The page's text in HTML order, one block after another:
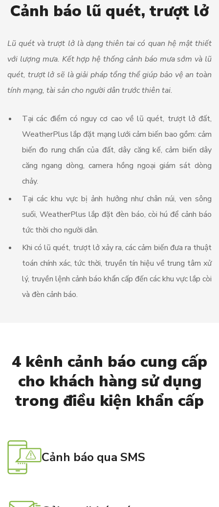
Cảnh báo lũ quét, trượt lở
Lũ quét và trượt lở là dạng thiên tai có quan hệ mật thiết
với lượng mưa. Kết hợp hệ thống cảnh báo mưa sớm và lũ
quét, trượt lở sẽ là giải pháp tổng thể giúp bảo vệ an toàn
tính mạng, tài sản cho người dân trước thiên tai.
Tại các điểm có nguy cơ cao về lũ quét, trượt lở đất,
WeatherPlus lắp đặt mạng lưới cảm biến bao gồm: cảm
biến đo rung chấn của đất, dây căng kế, cảm biến dây
căng ngang dòng, camera hồng ngoại giám sát dòng
chảy.
Tại các khu vực bị ảnh hưởng như chân núi, ven sông
suối, WeatherPlus lắp đặt đèn báo, còi hú để cảnh báo
tức thời cho người dân.
Khi có lũ quét, trượt lở xảy ra, các cảm biến đưa ra thuật
toán chính xác, tức thời, truyền tín hiệu về trung tâm xử
lý, truyền lệnh cảnh báo khẩn cấp đến các khu vực lắp còi
và đèn cảnh báo.
4 kênh cảnh báo cung cấp
cho khách hàng sử dụng
trong điều kiện khẩn cấp
Cảnh báo qua SMS